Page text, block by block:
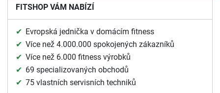
FITSHOP VÁM NABÍZÍ
Evropská jednička v domácím fitness
Více než 4.000.000 spokojených zákazníků
Více než 6.000 fitness výrobků
69 specializovaných obchodů
75 vlastních servisních techniků